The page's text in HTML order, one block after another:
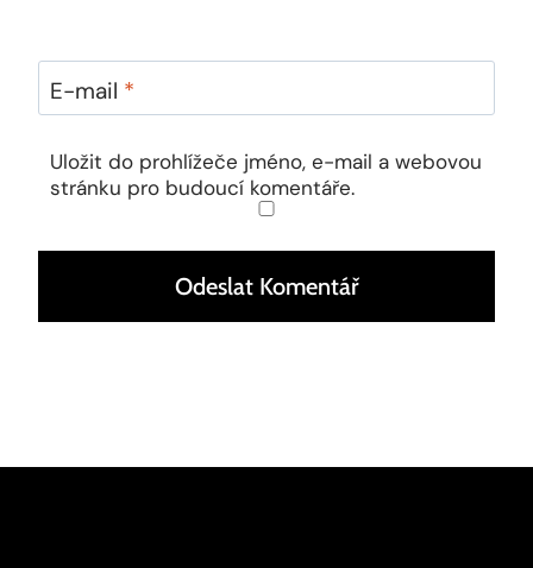
E-mail *
Uložit do prohlížeče jméno, e-mail a webovou
stránku pro budoucí komentáře.